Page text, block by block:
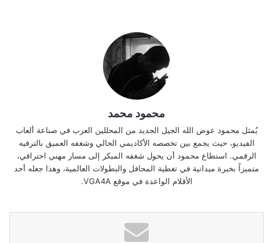
محمود محمد
يُمثل محمود عوض الله الجيل الجديد من المحللين العرب في صناعة ألعاب
الفيديو، حيث يجمع بين تخصصه الأكاديمي الحالي وشغفه العميق بالترفيه
الرقمي. استطاع محمود أن يحول شغفه المبكر إلى مسار مهني احترافي،
متميزاً بخبرة ميدانية في تغطية المحافل والبطولات العالمية، وهذا جعله أحد
الأقلام الواعدة في موقع VGA4A.